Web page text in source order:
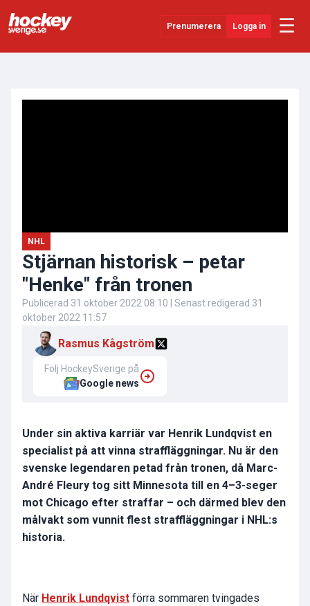
Prenumerera Logga in ☰
NHL
Stjärnan historisk – petar
"Henke" från tronen
Publicerad 31 oktober 2022 08:10 | Senast redigerad 31
oktober 2022 11:57
Rasmus Kågström
Följ HockeySverige på
Google news
Under sin aktiva karriär var Henrik Lundqvist en
specialist på att vinna straffläggningar. Nu är den
svenske legendaren petad från tronen, då Marc-
André Fleury tog sitt Minnesota till en 4–3-seger
mot Chicago efter straffar – och därmed blev den
målvakt som vunnit flest straffläggningar i NHL:s
historia.
När Henrik Lundqvist förra sommaren tvingades